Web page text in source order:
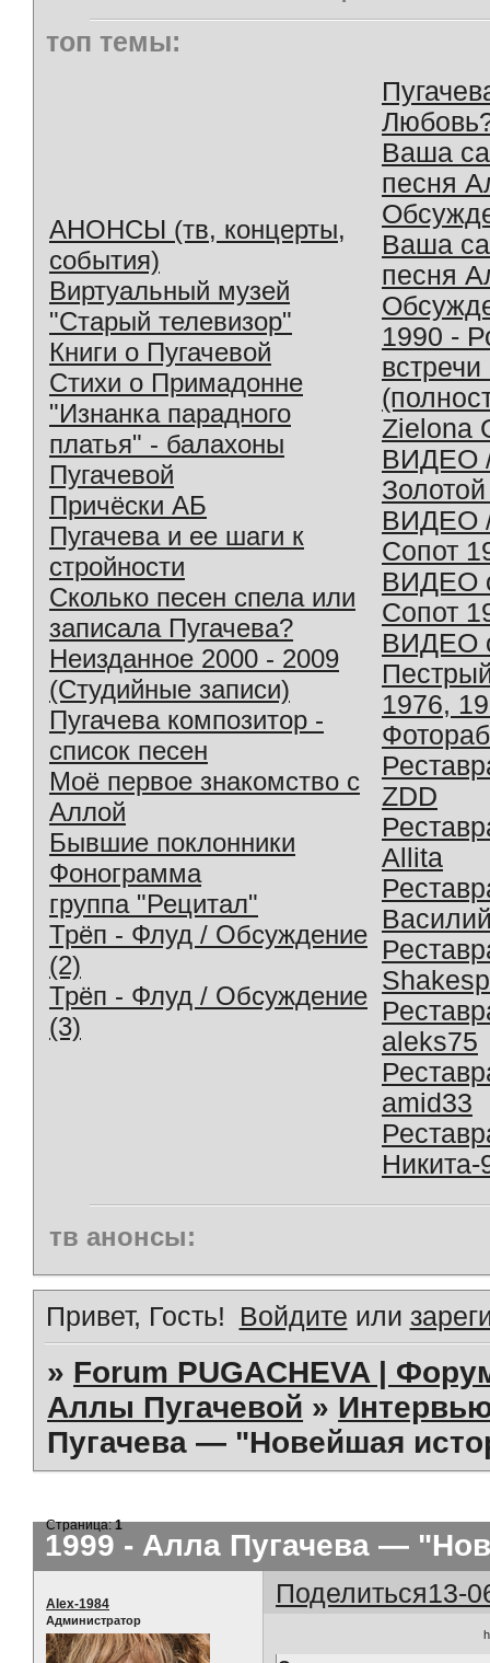
топ темы:
АНОНСЫ (тв, концерты,
события)
Виртуальный музей
"Старый телевизор"
Книги о Пугачевой
Стихи о Примадонне
"Изнанка парадного
платья" - балахоны
Пугачевой
Причёски АБ
Пугачева и ее шаги к
стройности
Сколько песен спела или
записала Пугачева?
Неизданное 2000 - 2009
(Студийные записи)
Пугачева композитор -
список песен
Моё первое знакомство с
Аллой
Бывшие поклонники
Фонограмма
группа "Рецитал"
Трёп - Флуд / Обсуждение
(2)
Трёп - Флуд / Обсуждение
(3)
Ваша
песня
Ваша
песня
1990 -
Zielona
ВИДЕО
ВИДЕО
Сопот
ВИДЕО
Сопот
ВИДЕО
1976,
ZDD
Allita
aleks75
amid33
Никита-
тв анонсы:
Привет, Гость! Войдите или
» Forum PUGACHEVA |
Аллы Пугачевой »
Пугачева — "Новейшая
1999 - Алла Пугачева —
Страница:1
Поделиться13-
Alex-1984
Администратор